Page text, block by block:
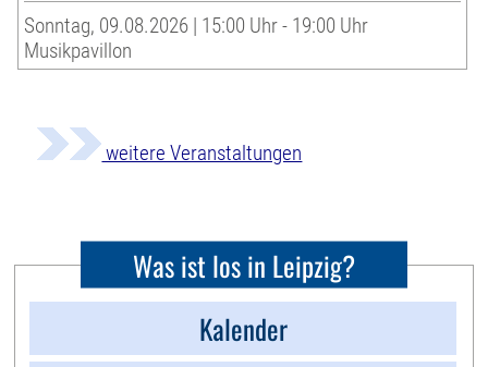
Sonntag, 09.08.2026 | 15:00 Uhr - 19:00 Uhr
Musikpavillon
weitere Veranstaltungen
Was ist los in Leipzig?
Kalender